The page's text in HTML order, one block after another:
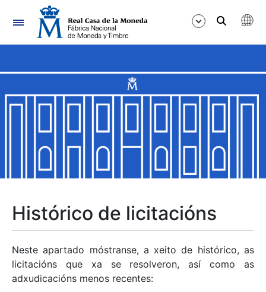
Navegación
Mostrar/Ocultar
Mostrar/Ocultar
Mostrar/Ocultar
Histórico de licitacións
Neste apartado móstranse, a xeito de histórico, as
licitacións que xa se resolveron, así como as
adxudicacións menos recentes: